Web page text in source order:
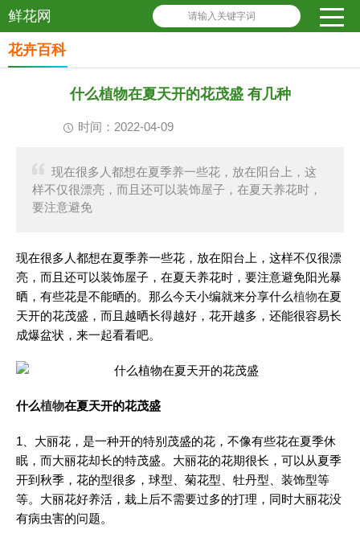
鲜花网 请输入关键字词
花卉百科
什么植物在夏天开的花茂盛 有几种
时间：2022-04-09
现在很多人都想在夏季养一些花，放在阳台上，这
样不仅很漂亮，而且还可以装饰屋子，在夏天养花时，
要注意避免
现在很多人都想在夏季养一些花，放在阳台上，这样不仅很漂
亮，而且还可以装饰屋子，在夏天养花时，要注意避免阳光暴
晒，有些花是不能晒的。那么今天小编就来分享什么植物在夏
天开的花茂盛，而且越晒长得越好，花开越多，还能很容易长
成爆盆状，来一起看看吧。
什么植物在夏天开的花茂盛
1、大丽花，是一种开的特别茂盛的花，不像有些花在夏季休
眠，而大丽花却长的特茂盛。大丽花的花期很长，可以从夏季
开到秋季，花的型很多，球型、菊花型、牡丹型、装饰型等
等。大丽花好养活，栽上后不需要过多的打理，同时大丽花没
有病虫害的问题。